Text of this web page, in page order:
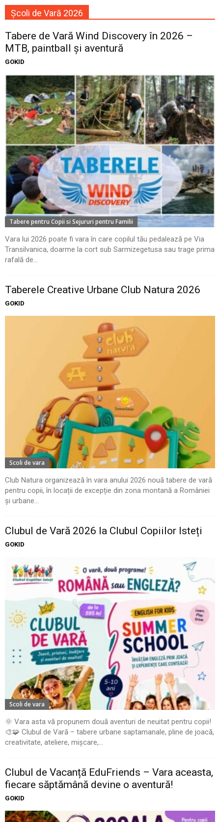
Școli de Vară 2026
Tabere de Vară Wind Discovery în 2026 –
MTB, paintball și aventură
GOKID
Tabere pentru Copii si Sejururi pentru Familii
Vara lui 2026 poate fi vara în care copilul tău pedalează pe Via
Transilvanica, doarme la cort sub Sarmizegetusa sau trage prima
rafală de...
Taberele Creative Urbane Club Natura 2026
GOKID
Scoli de vara
Club Natura organizează în vara anului 2026 nouă tabere de vară
pentru copii, în locații de excepție din zona montană a României
și urbane...
Clubul de Vară 2026 la Clubul Copiilor Isteți
GOKID
Scoli de vara
🌞 Vara asta vă propunem două aventuri de neuitat pentru copii!
🎨🧩 Clubul de Vară – tabere urbane saptamanale, pline de joacă,
creativitate, ateliere, mișcare,...
Clubul de Vacanță EduFriends – Vara aceasta,
fiecare săptămână devine o aventură!
GOKID